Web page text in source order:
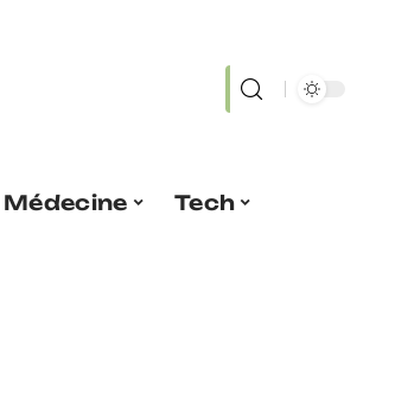
Médecine
Tech